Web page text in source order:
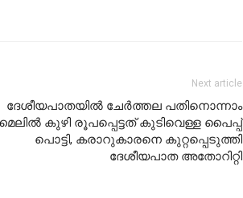
Next article
ദേശീയപാതയിൽ ചേർത്തല പതിനൊന്നാം
കുഴി രൂപപ്പെട്ടത് കുടിവെള്ള പൈപ്പ്
പൊട്ടി, കരാറുകാരനെ കുറ്റപ്പെടുത്തി
ദേശീയപാത അതോറിറ്റി